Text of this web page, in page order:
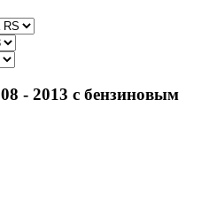
- 2013 с бензиновым